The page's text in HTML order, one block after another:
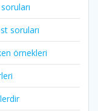
soruları
örnekleri